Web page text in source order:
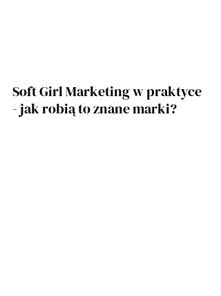
Soft Girl Marketing w praktyce
- jak robią to znane marki?